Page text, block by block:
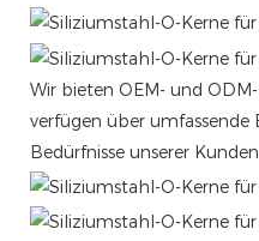
Wir bieten OEM- und
verfügen über umfassende
Bedürfnisse unserer